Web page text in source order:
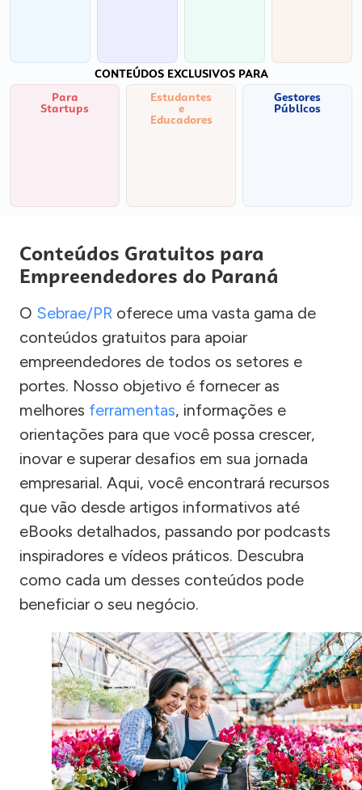
CONTEÚDOS EXCLUSIVOS PARA
Para
Startups
Estudantes
e
Educadores
Gestores
Públicos
Conteúdos Gratuitos para
Empreendedores do Paraná
O Sebrae/PR oferece uma vasta gama de
conteúdos gratuitos para apoiar
empreendedores de todos os setores e
portes. Nosso objetivo é fornecer as
melhores ferramentas, informações e
orientações para que você possa crescer,
inovar e superar desafios em sua jornada
empresarial. Aqui, você encontrará recursos
que vão desde artigos informativos até
eBooks detalhados, passando por podcasts
inspiradores e vídeos práticos. Descubra
como cada um desses conteúdos pode
beneficiar o seu negócio.